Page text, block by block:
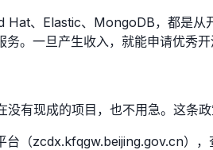
、Elastic、MongoDB，都是
。一旦产生收入，就能申请优秀
有现成的项目，也不用急。这条
（zcdx.kfqgw.beijing.gov.cn）